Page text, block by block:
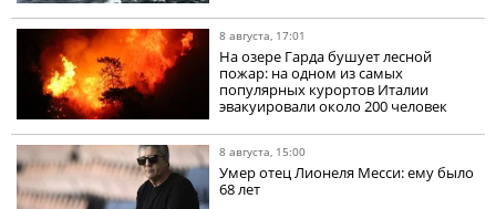
8 августа, 17:01
На озере Гарда бушует лесной
пожар: на одном из самых
популярных курортов Италии
эвакуировали около 200 человек
8 августа, 15:00
Умер отец Лионеля Месси: ему было
68 лет